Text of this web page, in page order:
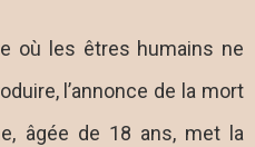
où les êtres humains ne
l’annonce de la mort
âgée de 18 ans, met la